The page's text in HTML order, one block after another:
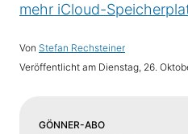
mehr iCloud-
Von Stefan Rechsteiner
Veröffentlicht am Dienstag, 26.
GÖNNER-ABO